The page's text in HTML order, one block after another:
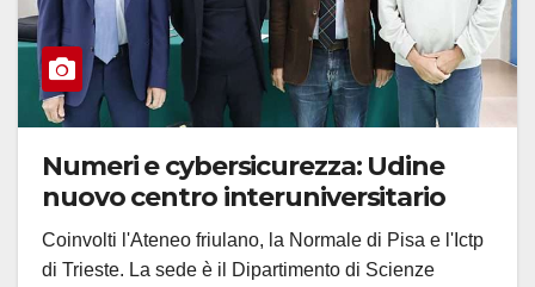
Numeri e cybersicurezza: Udine
nuovo centro interuniversitario
Coinvolti l'Ateneo friulano, la Normale di Pisa e l'Ictp
di Trieste. La sede è il Dipartimento di Scienze